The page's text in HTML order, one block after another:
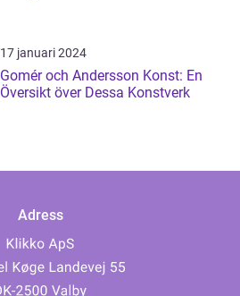
17 januari 2024
Gomér och Andersson Konst: En
Översikt över Dessa Konstverk
Adress